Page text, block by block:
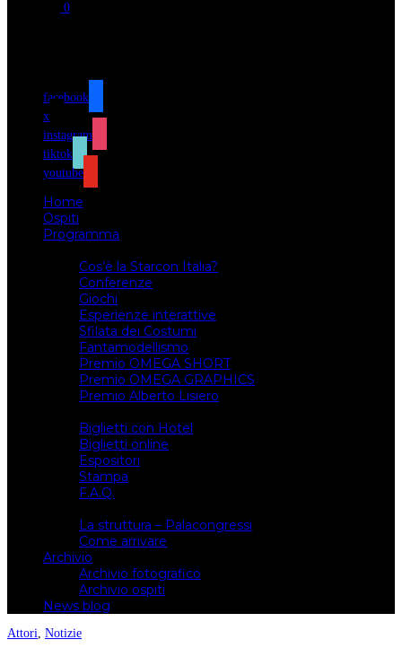
0
facebook
x
instagram
tiktok
youtube
Home
Ospiti
Programma
Cos’è la Starcon Italia?
Conferenze
Giochi
Esperienze interattive
Sfilata dei Costumi
Fantamodellismo
Premio OMEGA SHORT
Premio OMEGA GRAPHICS
Premio Alberto Lisiero
Biglietti con Hotel
Biglietti online
Espositori
Stampa
F.A.Q.
La struttura – Palacongressi
Come arrivare
Archivio
Archivio fotografico
Archivio ospiti
News blog
Attori, Notizie